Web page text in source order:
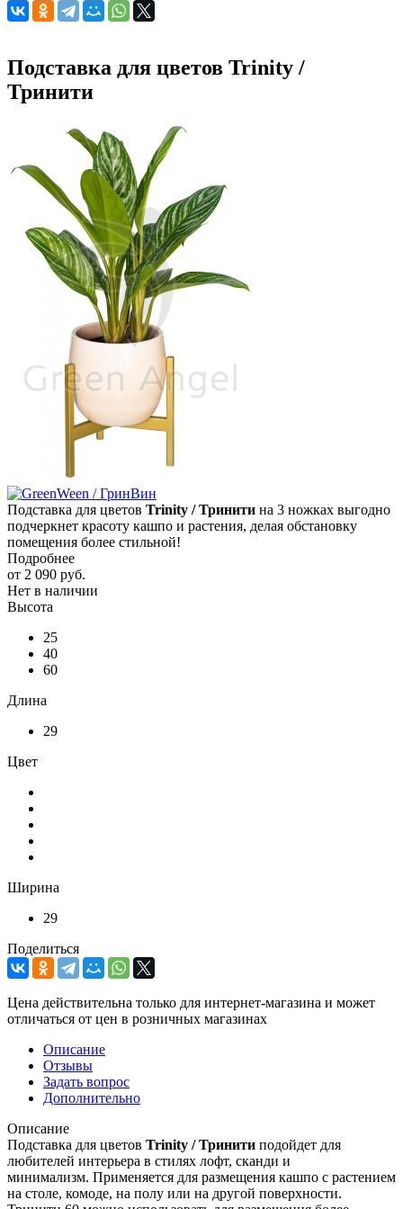
Подставка для цветов Trinity /
Тринити
Подставка для цветов Trinity / Тринити на 3 ножках выгодно
подчеркнет красоту кашпо и растения, делая обстановку
помещения более стильной!
Подробнее
от 2 090 руб.
Нет в наличии
Высота
25
40
60
Длина
29
Цвет
Ширина
29
Поделиться
Цена действительна только для интернет-магазина и может
отличаться от цен в розничных магазинах
Описание
Отзывы
Задать вопрос
Дополнительно
Описание
Подставка для цветов Trinity / Тринити подойдет для
любителей интерьера в стилях лофт, сканди и
минимализм. Применяется для размещения кашпо с растением
на столе, комоде, на полу или на другой поверхности.